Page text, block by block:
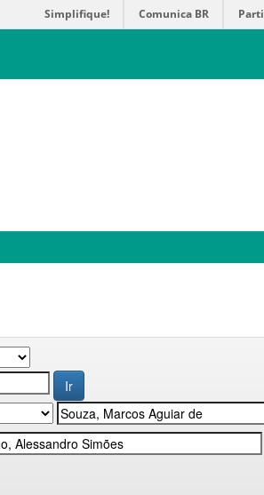
Simplifique! Comunica BR